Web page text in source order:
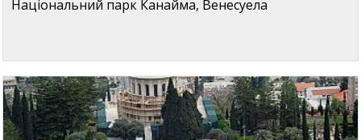
Національний парк Канайма, Венесуела